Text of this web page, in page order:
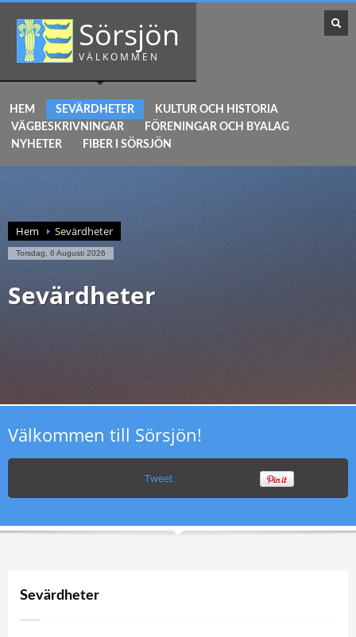
Sörsjön
VÄLKOMMEN
HEM SEVÄRDHETER
KULTUR OCH HISTORIA
VÄGBESKRIVNINGAR
FÖRENINGAR OCH BYALAG
NYHETER
FIBER I SÖRSJÖN
Hem Sevärdheter
Torsdag, 6 Augusti 2026
Sevärdheter
Välkommen till Sörsjön!
Tweet
Sevärdheter